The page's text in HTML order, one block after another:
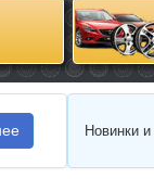
Новинки